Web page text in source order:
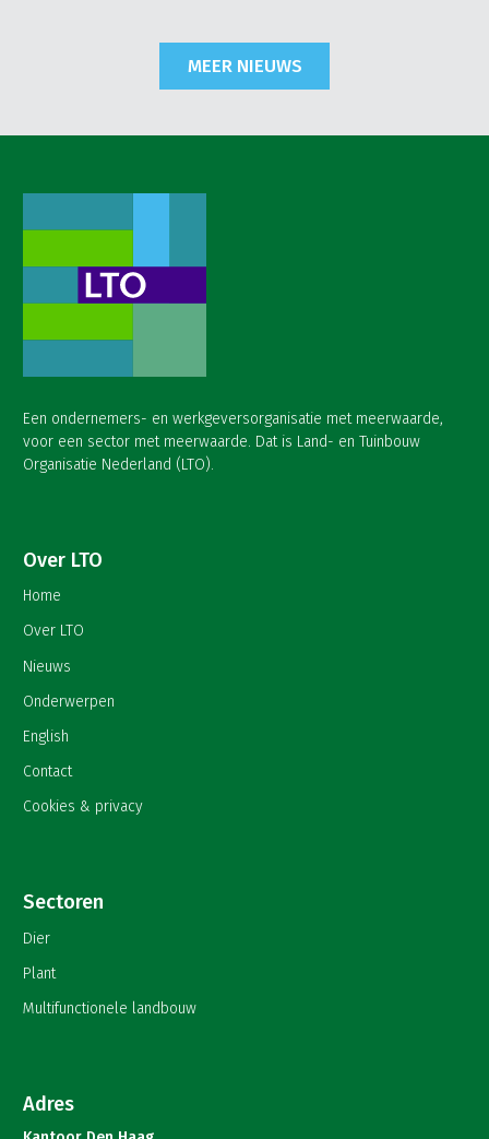
MEER NIEUWS
Een ondernemers- en werkgeversorganisatie met meerwaarde,
voor een sector met meerwaarde. Dat is Land- en Tuinbouw
Organisatie Nederland (LTO).
Over LTO
Home
Over LTO
Nieuws
Onderwerpen
English
Contact
Cookies & privacy
Sectoren
Dier
Plant
Multifunctionele landbouw
Adres